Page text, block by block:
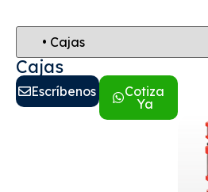
Cajas
Escríbenos
Cotiza
Ya